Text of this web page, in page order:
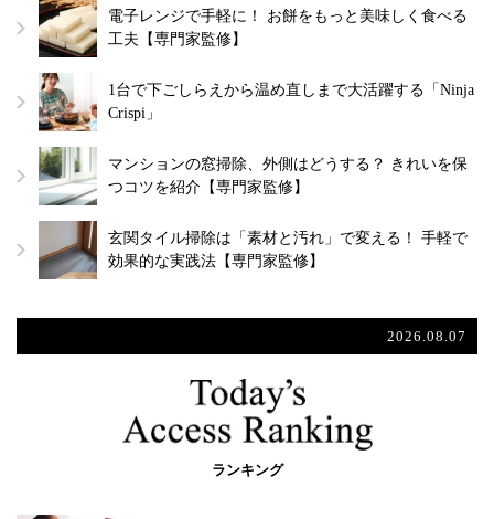
電子レンジで手軽に！ お餅をもっと美味しく食べる
工夫【専門家監修】
1台で下ごしらえから温め直しまで大活躍する「Ninja
Crispi」
マンションの窓掃除、外側はどうする？ きれいを保
つコツを紹介【専門家監修】
玄関タイル掃除は「素材と汚れ」で変える！ 手軽で
効果的な実践法【専門家監修】
2026.08.07
ランキング